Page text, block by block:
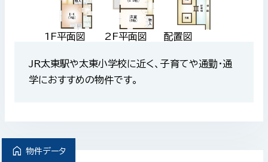
1F平面図 2F平面図 配置図
JR太東駅や太東小学校に近く、子育てや通勤・通
学におすすめの物件です。
home 物件データ